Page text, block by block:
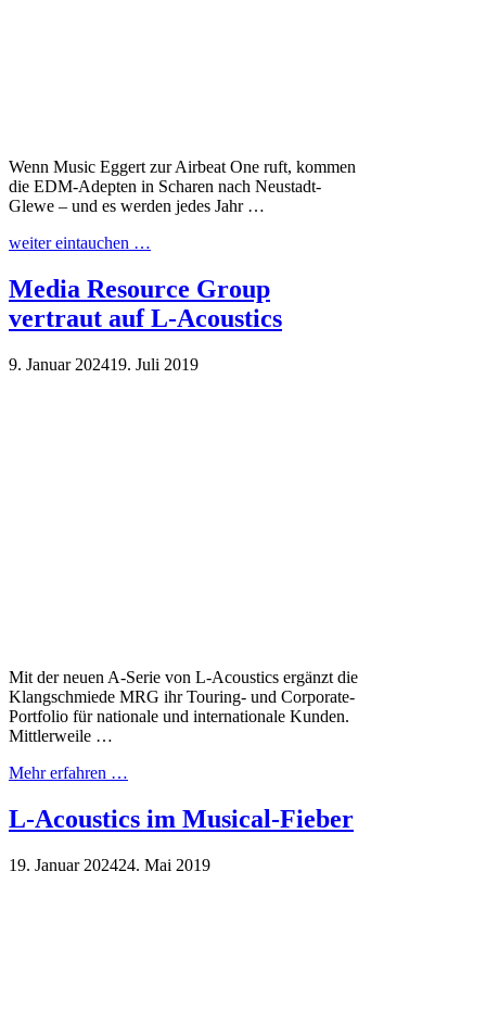
Wenn Music Eggert zur Airbeat One ruft, kommen
die EDM-Adepten in Scharen nach Neustadt-
Glewe – und es werden jedes Jahr …
weiter eintauchen …
Media Resource Group
vertraut auf L-Acoustics
9. Januar 202419. Juli 2019
Mit der neuen A-Serie von L-Acoustics ergänzt die
Klangschmiede MRG ihr Touring- und Corporate-
Portfolio für nationale und internationale Kunden.
Mittlerweile …
Mehr erfahren …
L-Acoustics im Musical-Fieber
19. Januar 202424. Mai 2019